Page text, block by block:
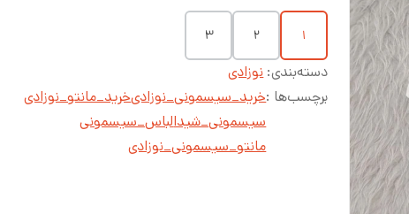
1
2
3
دسته‌بندی:نوزادی
برچسب‌ها :خرید_سیسمونی_نوزادیخرید_مانتو_نوزادی
سیسمونی_شیدالباس_سیسمونی
مانتو_سیسمونی_نوزادی